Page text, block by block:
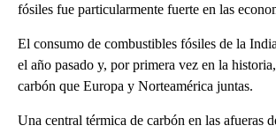
fósiles fue particularmente fuerte en las
El consumo de combustibles fósiles de la
el año pasado y, por primera vez en la
carbón que Europa y Norteamérica juntas.
Una central térmica de carbón en las afueras